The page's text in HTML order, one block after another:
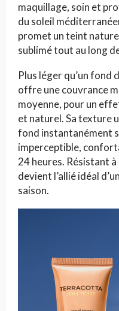
maquillage, soin et
du soleil
promet un teint
sublimé tout au long
Plus léger qu’un
offre une couvrance
moyenne, pour un
et naturel. Sa texture
fond instantanément
imperceptible,
24 heures. Résistant
devient l’allié idéal
saison.